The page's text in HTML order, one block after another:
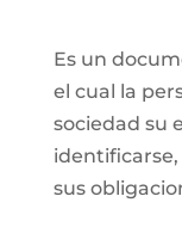
Es un
el cual la
sociedad su
sus